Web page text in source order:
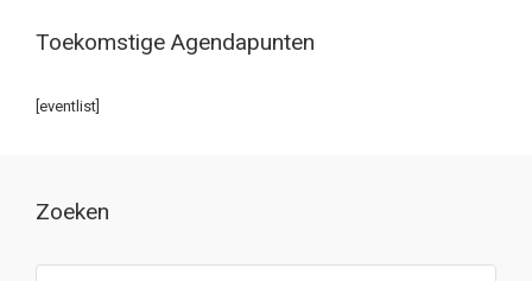
Toekomstige Agendapunten
[eventlist]
Zoeken